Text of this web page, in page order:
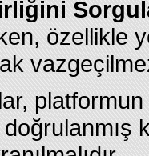
özellikle